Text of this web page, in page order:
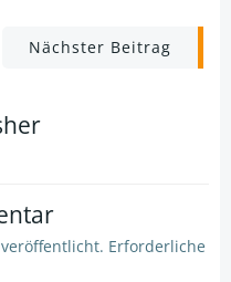
Post
Nächster Beitrag
Erforderliche